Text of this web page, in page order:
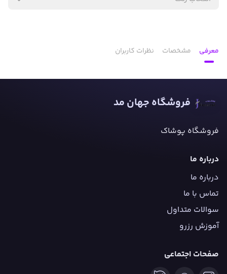
معرفی مشخصات نظرات کاربران
فروشگاه جهان مد
فروشگاه پوشاک
درباره ما
درباره ما
تماس با ما
سوالات متداول
آموزش رزرو
صفحات اجتماعی